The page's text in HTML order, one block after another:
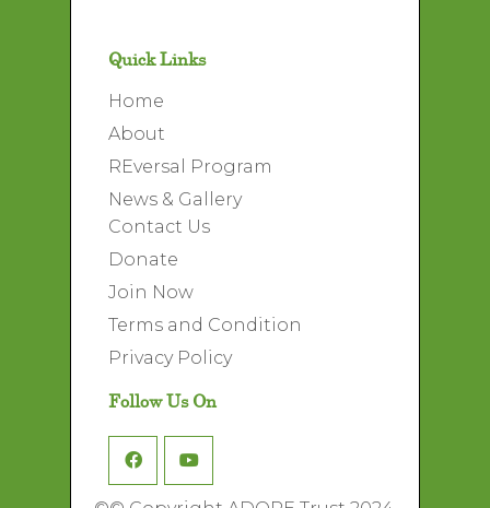
Quick Links
Home
About
REversal Program
News & Gallery
Contact Us
Donate
Join Now
Terms and Condition
Privacy Policy
Follow Us On